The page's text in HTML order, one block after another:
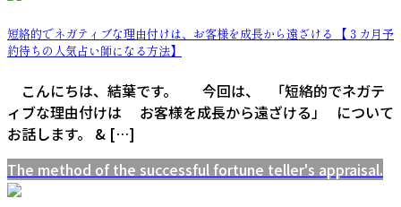
短絡的でネガティブな理由付けは、お客様を成長から遠ざける 【３カ月予
約待ちの人気占い師になる方法】
こんにちは、結葉です。 今回は、 「短絡的でネガテ
ィブな理由付けは お客様を成長から遠ざける」 について
お話します。 & […]
The method of the successful fortune teller's appraisal.